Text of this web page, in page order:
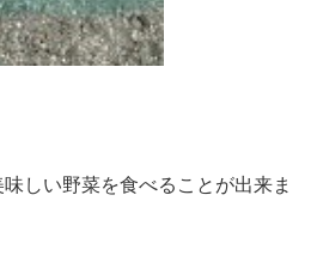
しい野菜を食べることが出来ま